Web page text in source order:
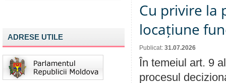
ADRESE UTILE
Cu privire la
locațiune
Publicat: 31.07.2026
În temeiul art. 9
procesul